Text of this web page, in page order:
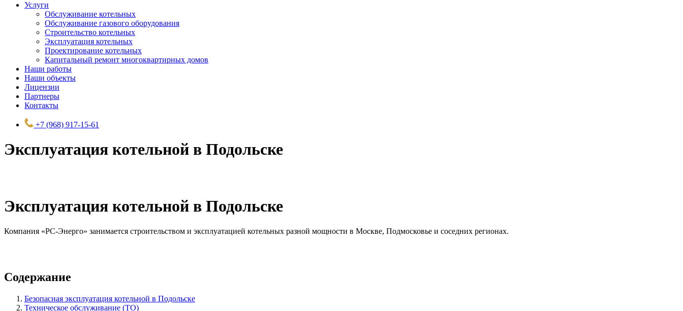
Услуги
Обслуживание котельных
Обслуживание газового оборудования
Строительство котельных
Эксплуатация котельных
Проектирование котельных
Капитальный ремонт многоквартирных домов
Наши работы
Наши объекты
Лицензии
Партнеры
Контакты
+7 (968) 917-15-61
Эксплуатация котельной в Подольске
Эксплуатация котельной в Подольске
Компания «РС-Энерго» занимается строительством и эксплуатацией котельных разной мощности в Москве, Подмосковье и соседних регионах.
Содержание
Безопасная эксплуатация котельной в Подольске
Техническое обслуживание (ТО)